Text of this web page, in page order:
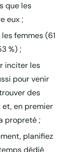
que les
eux ;
femmes (61
%) ;
inciter les
pour venir
des
et, en premier
propreté ;
planifiez
dédié